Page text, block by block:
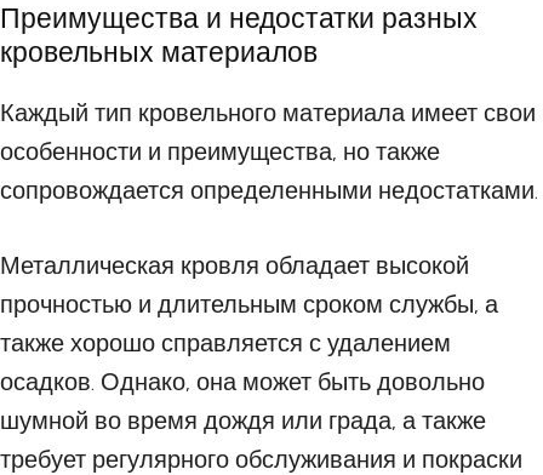
Преимущества и недостатки разных
кровельных материалов
Каждый тип кровельного материала имеет свои
особенности и преимущества, но также
сопровождается определенными недостатками.
Металлическая кровля обладает высокой
прочностью и длительным сроком службы, а
также хорошо справляется с удалением
осадков. Однако, она может быть довольно
шумной во время дождя или града, а также
требует регулярного обслуживания и покраски